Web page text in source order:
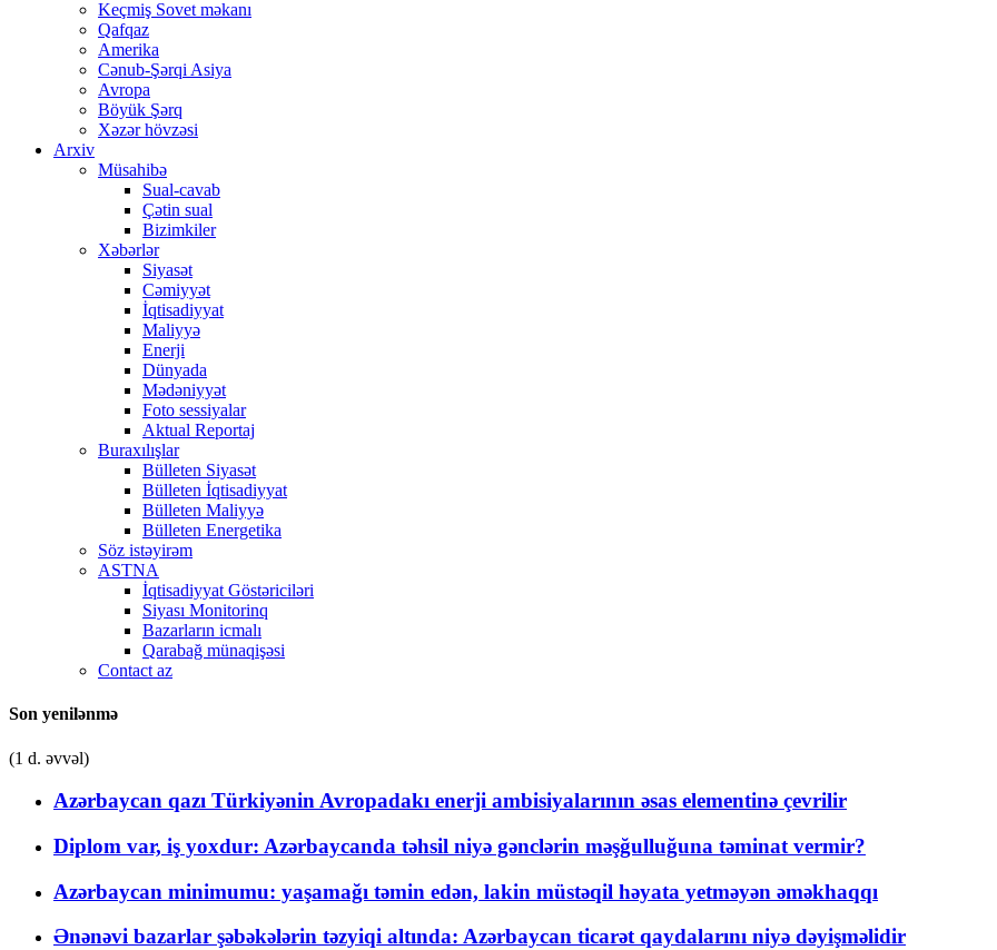
Keçmiş Sovet məkanı
Qafqaz
Amerika
Cənub-Şərqi Asiya
Avropa
Böyük Şərq
Xəzər hövzəsi
Arxiv
Müsahibə
Sual-cavab
Çətin sual
Bizimkiler
Xəbərlər
Siyasət
Cəmiyyət
İqtisadiyyat
Maliyyə
Enerji
Dünyada
Mədəniyyət
Foto sessiyalar
Aktual Reportaj
Buraxılışlar
Bülleten Siyasət
Bülleten İqtisadiyyat
Bülleten Maliyyə
Bülleten Energetika
Söz istəyirəm
ASTNA
İqtisadiyyat Göstəriciləri
Siyası Monitorinq
Bazarların icmalı
Qarabağ münaqişəsi
Contact az
Son yenilənmə
(1 d. əvvəl)
Azərbaycan qazı Türkiyənin Avropadakı enerji ambisiyalarının əsas elementinə çevrilir
Diplom var, iş yoxdur: Azərbaycanda təhsil niyə gənclərin məşğulluğuna təminat vermir?
Azərbaycan minimumu: yaşamağı təmin edən, lakin müstəqil həyata yetməyən əməkhaqqı
Ənənəvi bazarlar şəbəkələrin təzyiqi altında: Azərbaycan ticarət qaydalarını niyə dəyişməlidir